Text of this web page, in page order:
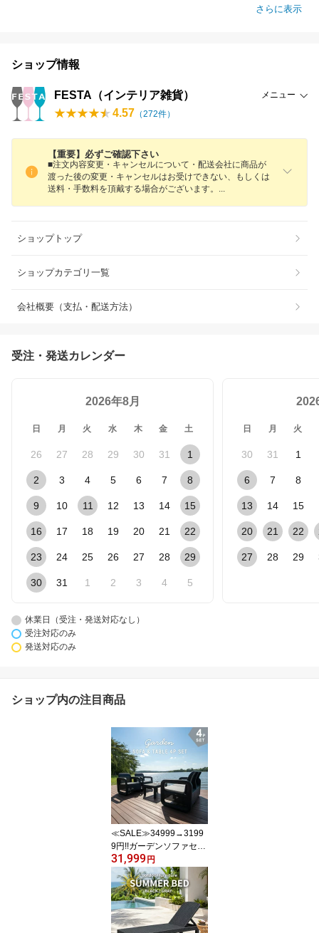
さらに表示
ショップ情報
FESTA（インテリア雑貨） メニュー
4.57 （272件）
【重要】必ずご確認下さい
■注文内容変更・キャンセルについて・配送会社に商品が
渡った後の変更・キャンセルはお受けできない、もしくは
送料・手数料を頂戴する場合がございます。
ショップトップ
ショップカテゴリ一覧
会社概要（支払・配送方法）
受注・発送カレンダー
2026年8月
日 月 火 水 木 金 土
26 27 28 29 30 31 1
2 3 4 5 6 7 8
9 10 11 12 13 14 15
16 17 18 19 20 21 22
23 24 25 26 27 28 29
30 31 1 2 3 4 5
日 月 火
30 31 1
6 7 8
13 14 15
20 21 22
27 28 29
休業日（受注・発送対応なし）
受注対応のみ
発送対応のみ
ショップ内の注目商品
≪SALE≫34999→3199
9円!!ガーデンソファセッ
ト ガーデンリビング4点
セット ソファテーブルセ
ット ガーデンソファ ガ
ーデンテーブル 屋外 肘
掛け アウトドア ガーデ
ン 庭 テラス 水 撥水 ベラ
31,999円